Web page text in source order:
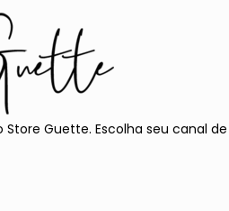
Guette. Escolha seu canal de